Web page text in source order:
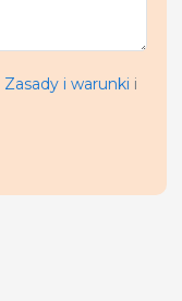
Zasady i warunki i